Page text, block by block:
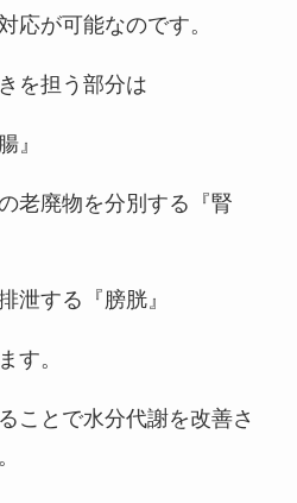
応が可能なのです。
を担う部分は
』
老廃物を分別する『腎
泄する『膀胱』
す。
ことで水分代謝を改善さ